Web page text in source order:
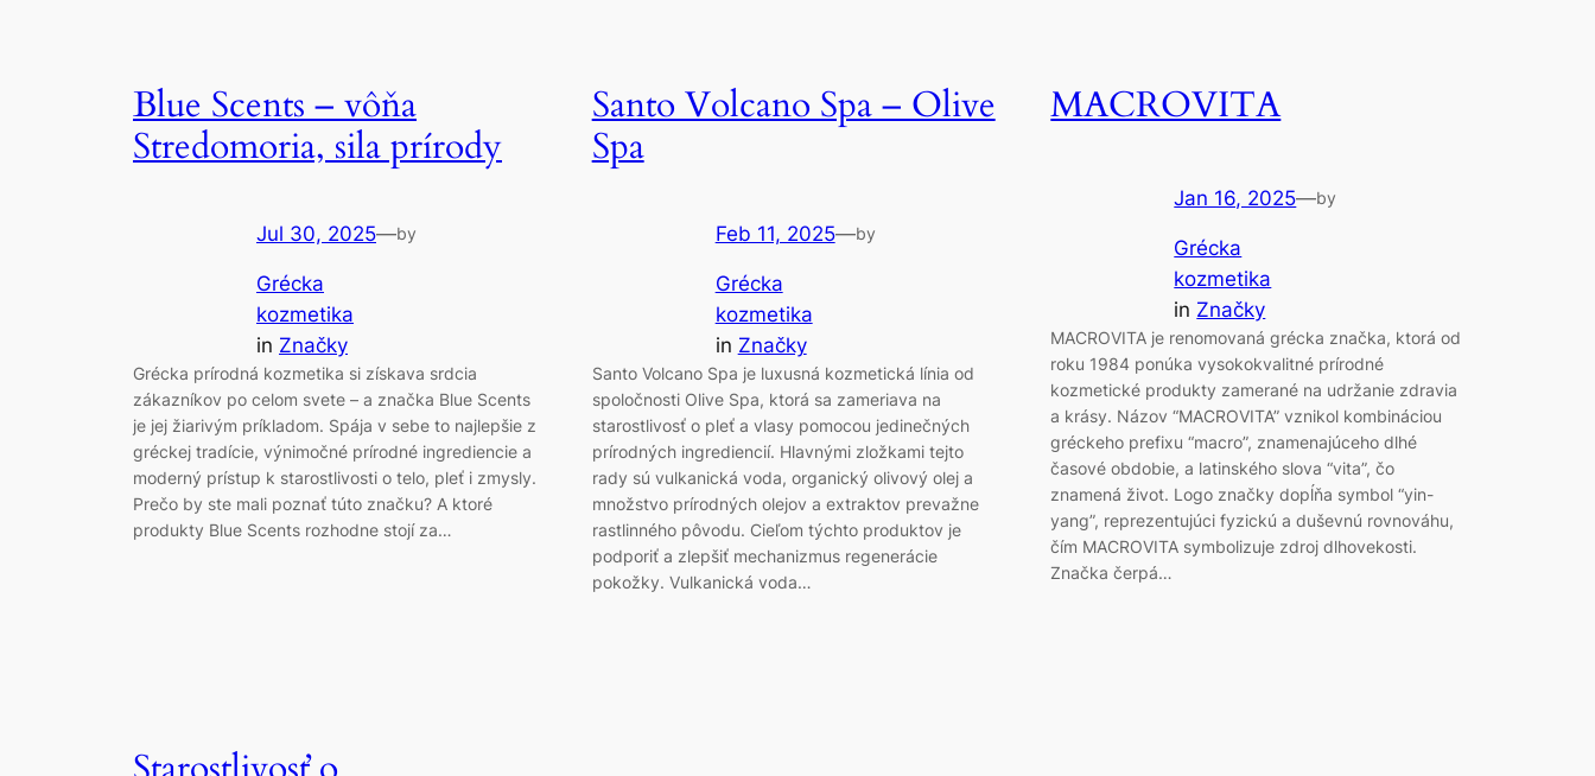
Blue Scents – vôňa
Stredomoria, sila prírody
Jul 30, 2025—by
Grécka
kozmetika
in Značky
Grécka prírodná kozmetika si získava srdcia
zákazníkov po celom svete – a značka Blue Scents
je jej žiarivým príkladom. Spája v sebe to najlepšie z
gréckej tradície, výnimočné prírodné ingrediencie a
moderný prístup k starostlivosti o telo, pleť i zmysly.
Prečo by ste mali poznať túto značku? A ktoré
produkty Blue Scents rozhodne stojí za…
Santo Volcano Spa – Olive
Spa
Feb 11, 2025—by
Grécka
kozmetika
in Značky
Santo Volcano Spa je luxusná kozmetická línia od
spoločnosti Olive Spa, ktorá sa zameriava na
starostlivosť o pleť a vlasy pomocou jedinečných
prírodných ingrediencií. Hlavnými zložkami tejto
rady sú vulkanická voda, organický olivový olej a
množstvo prírodných olejov a extraktov prevažne
rastlinného pôvodu. Cieľom týchto produktov je
podporiť a zlepšiť mechanizmus regenerácie
pokožky. Vulkanická voda…
MACROVITA
Jan 16, 2025—by
Grécka
kozmetika
in Značky
MACROVITA je renomovaná grécka značka, ktorá od
roku 1984 ponúka vysokokvalitné prírodné
kozmetické produkty zamerané na udržanie zdravia
a krásy. Názov “MACROVITA” vznikol kombináciou
gréckeho prefixu “macro”, znamenajúceho dlhé
časové obdobie, a latinského slova “vita”, čo
znamená život. Logo značky dopĺňa symbol “yin-
yang”, reprezentujúci fyzickú a duševnú rovnováhu,
čím MACROVITA symbolizuje zdroj dlhovekosti.
Značka čerpá…